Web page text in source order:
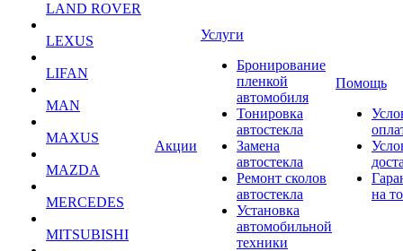
LAND ROVER
LEXUS
LIFAN
MAN
MAXUS
MAZDA
MERCEDES
MITSUBISHI
Акции
Услуги
Бронирование
пленкой
автомобиля
Тонировка
автостекла
Замена
автостекла
Ремонт сколов
автостекла
Установка
автомобильной
техники
Помощь
на